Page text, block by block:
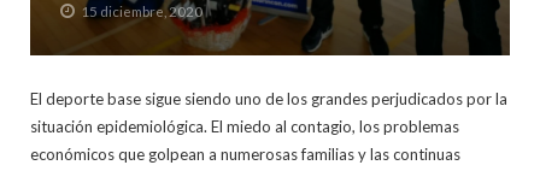
15 diciembre, 2020
El deporte base sigue siendo uno de los grandes perjudicados por la
situación epidemiológica. El miedo al contagio, los problemas
económicos que golpean a numerosas familias y las continuas